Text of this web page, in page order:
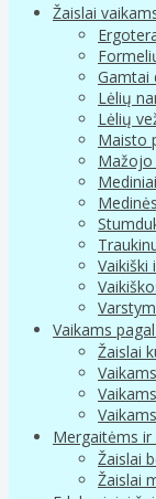
Žaislai
Gamtai
Lėlių
Lėlių
Maisto
Mažojo
Vaikiški
Vaikams
Žaislai
Mergaitėms ir
Žaislai
Žaislai